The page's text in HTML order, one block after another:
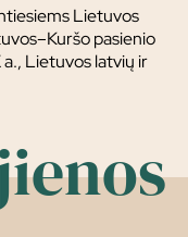
Lietuvos
pasienio
Lietuvos latvių ir